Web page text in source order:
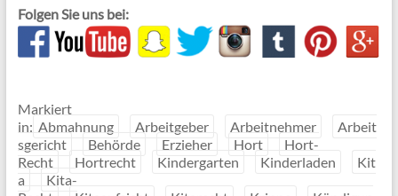
Folgen Sie uns bei:
Markiert
in: Abmahnung Arbeitgeber Arbeitnehmer
Arbeit
sgericht
Behörde Erzieher Hort
Hort-
Recht
Hortrecht Kindergarten Kinderladen
Kit
a
Kita-